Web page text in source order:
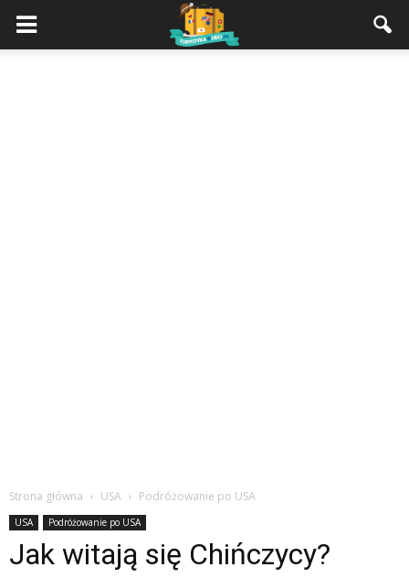
Strona główna USA Podróżowanie po USA
USA Podróżowanie po USA
Jak witają się Chińczycy?